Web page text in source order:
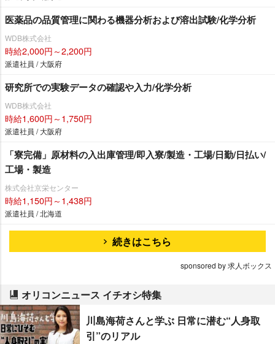
医薬品の品質管理に関わる機器分析および溶出試験/化学分析
WDB株式会社
時給2,000円～2,200円
派遣社員 / 大阪府
研究所での実験データの確認や入力/化学分析
WDB株式会社
時給1,600円～1,750円
派遣社員 / 大阪府
「寮完備」原材料の入出庫管理/即入寮/製造・工場/日勤/日払い/
工場・製造
株式会社京栄センター
時給1,150円～1,438円
派遣社員 / 北海道
続きはこちら
sponsored by 求人ボックス
オリコンニュース イチオシ特集
川島海荷さんと学ぶ 日常に潜む“人身取
引”のリアル